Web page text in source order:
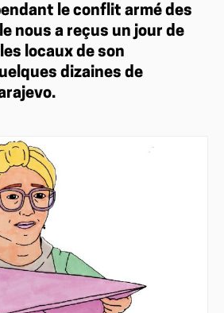
le conflit armé des
nous a reçus un jour de
locaux de son
dizaines de